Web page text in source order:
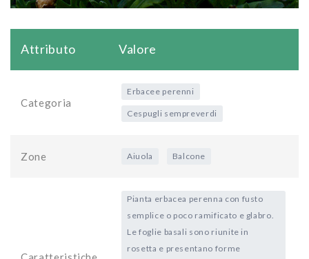
Attributo Valore
Categoria
Erbacee perenni
Cespugli sempreverdi
Zone Aiuola Balcone
Pianta erbacea perenna con fusto
semplice o poco ramificato e glabro.
Le foglie basali sono riunite in
rosetta e presentano forme